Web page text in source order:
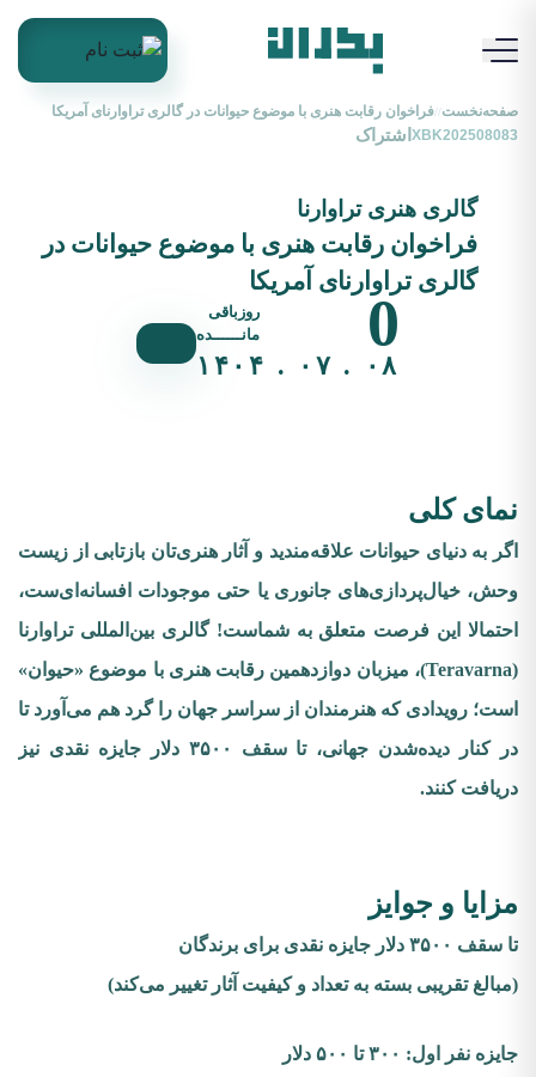
صفحه‌نخست//فراخوان رقابت هنری با موضوع حیوانات در گالری تراوارنای آمریکا
XBK202508083 اشتراک
گالری هنری تراوارنا
فراخوان رقابت هنری با موضوع حیوانات در
گالری تراوارنای آمریکا
0
روزباقی
مانــــــده
۰۸ . ۰۷ . ۱۴۰۴
نمای کلی
اگر به دنیای حیوانات علاقه‌مندید و آثار هنری‌تان بازتابی از زیست
وحش، خیال‌پردازی‌های جانوری یا حتی موجودات افسانه‌ای‌ست،
احتمالا این فرصت متعلق به شماست! گالری بین‌المللی تراوارنا
(Teravarna)، میزبان دوازدهمین رقابت هنری با موضوع «حیوان»
است؛ رویدادی که هنرمندان از سراسر جهان را گرد هم می‌آورد تا
در کنار دیده‌شدن جهانی، تا سقف ۳۵۰۰ دلار جایزه نقدی نیز
دریافت کنند.
مزایا و جوایز
تا سقف ۳۵۰۰ دلار جایزه نقدی برای برندگان
(مبالغ تقریبی بسته به تعداد و کیفیت آثار تغییر می‌کند)
جایزه نفر اول: ۳۰۰ تا ۵۰۰ دلار